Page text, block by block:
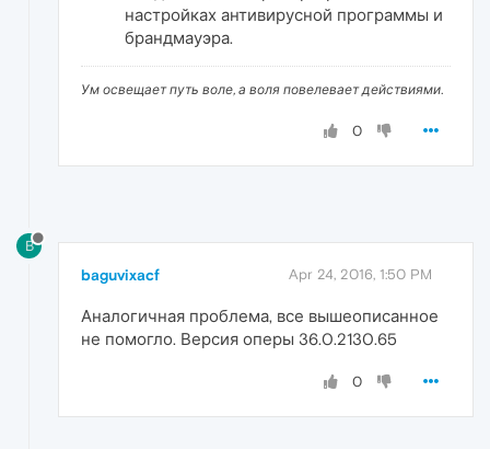
настройках антивирусной программы и
брандмауэра.
Ум освещает путь воле, а воля повелевает действиями.
0
B
baguvixacf Apr 24, 2016, 1:50 PM
Аналогичная проблема, все вышеописанное
не помогло. Версия оперы 36.0.2130.65
0